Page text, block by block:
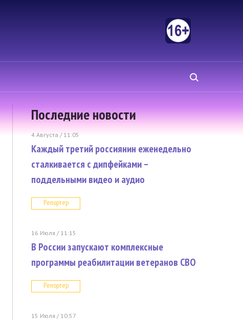
Последние новости
4 Августа / 11:05
Каждый третий россиянин еженедельно
сталкивается с дипфейками –
поддельными видео и аудио
Репортер
16 Июля / 11:15
В России запускают комплексные
программы реабилитации ветеранов СВО
Репортер
15 Июля / 10:57